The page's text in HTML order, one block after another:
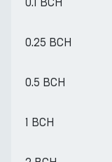
0.25 BCH
0.5 BCH
1 BCH